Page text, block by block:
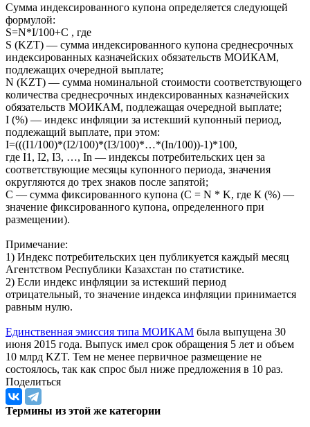
Сумма индексированного купона определяется следующей
формулой:
S=N*I/100+C , где
S (KZT) — сумма индексированного купона среднесрочных
индексированных казначейских обязательств МОИКАМ,
подлежащих очередной выплате;
N (KZT) — сумма номинальной стоимости соответствующего
количества среднесрочных индексированных казначейских
обязательств МОИКАМ, подлежащая очередной выплате;
I (%) — индекс инфляции за истекший купонный период,
подлежащий выплате, при этом:
I=(((I1/100)*(I2/100)*(I3/100)*…*(In/100))-1)*100,
где I1, I2, I3, …, In — индексы потребительских цен за
соответствующие месяцы купонного периода, значения
округляются до трех знаков после запятой;
C — сумма фиксированного купона (C = N * K, где К (%) —
значение фиксированного купона, определенного при
размещении).
Примечание:
1) Индекс потребительских цен публикуется каждый месяц
Агентством Республики Казахстан по статистике.
2) Если индекс инфляции за истекший период
отрицательный, то значение индекса инфляции принимается
равным нулю.
Единственная эмиссия типа МОИКАМ была выпущена 30
июня 2015 года. Выпуск имел срок обращения 5 лет и объем
10 млрд KZT. Тем не менее первичное размещение не
состоялось, так как спрос был ниже предложения в 10 раз.
Поделиться
Термины из этой же категории